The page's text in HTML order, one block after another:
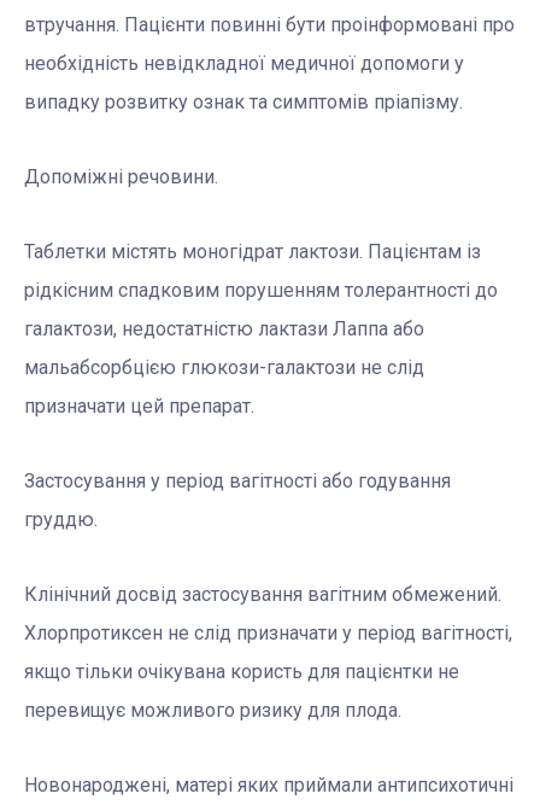
втручання. Пацієнти повинні бути проінформовані про
необхідність невідкладної медичної допомоги у
випадку розвитку ознак та симптомів пріапізму.
Допоміжні речовини.
Таблетки містять моногідрат лактози. Пацієнтам із
рідкісним спадковим порушенням толерантності до
галактози, недостатністю лактази Лаппа або
мальабсорбцією глюкози-галактози не слід
призначати цей препарат.
Застосування у період вагітності або годування
груддю.
Клінічний досвід застосування вагітним обмежений.
Хлорпротиксен не слід призначати у період вагітності,
якщо тільки очікувана користь для пацієнтки не
перевищує можливого ризику для плода.
Новонароджені, матері яких приймали антипсихотичні